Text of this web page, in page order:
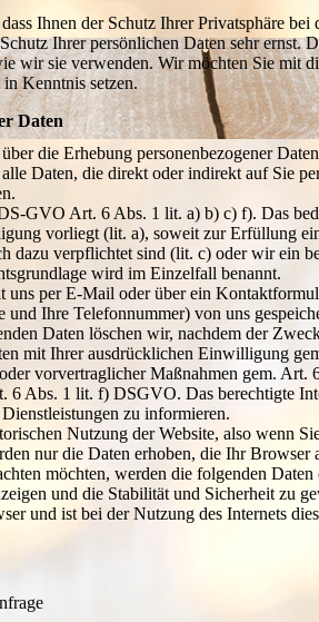
Ihnen der Schutz Ihrer Privatsphäre
Ihrer persönlichen Daten sehr ernst.
wir sie verwenden. Wir möchten Sie mit
Kenntnis setzen.
Daten
die Erhebung personenbezogener
Daten, die direkt oder indirekt auf Sie
GVO Art. 6 Abs. 1 lit. a) b) c) f). Das
vorliegt (lit. a), soweit zur Erfüllung
verpflichtet sind (lit. c) oder wir ein
wird im Einzelfall benannt.
uns per E-Mail oder über ein
Ihre Telefonnummer) von uns
Daten löschen wir, nachdem der
mit Ihrer ausdrücklichen Einwilligung
vorvertraglicher Maßnahmen gem.
6 Abs. 1 lit. f) DSGVO. Das berechtigte
zu informieren.
Nutzung der Website, also wenn
nur die Daten erhoben, die Ihr Browser
möchten, werden die folgenden
und die Stabilität und Sicherheit zu
und ist bei der Nutzung des Internets